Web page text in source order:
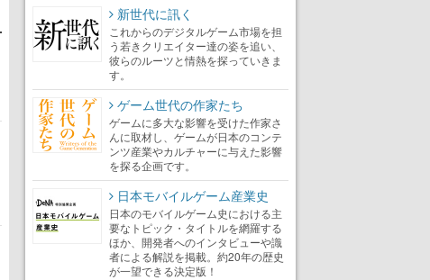
新世代に訊く
これからのデジタルゲーム市場を担
う若きクリエイター達の姿を追い、
彼らのルーツと情熱を探っていきま
す。
ゲーム世代の作家たち
ゲームに多大な影響を受けた作家さ
んに取材し、ゲームが日本のコンテ
ンツ産業やカルチャーに与えた影響
を探る企画です。
日本モバイルゲーム産業史
日本のモバイルゲーム史における主
要なトピック・タイトルを網羅する
ほか、開発者へのインタビューや識
者による解説を掲載。約20年の歴史
が一望できる決定版！